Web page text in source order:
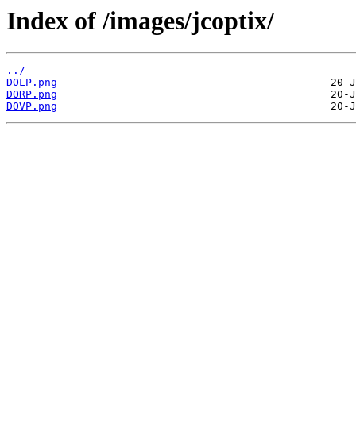
Index of /images/jcoptix/
../
DOLP.png
DORP.png
DOVP.png